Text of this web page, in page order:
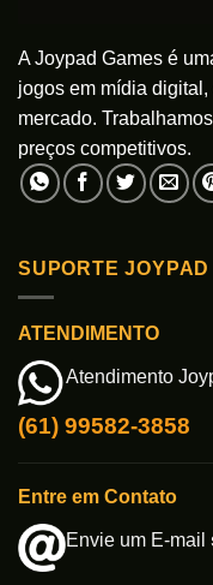
A Joypad Games é
jogos em mídia
mercado.
preços competitivos.
SUPORTE JOYPAD
ATENDIMENTO
Atendimento
(61) 99582-3858
Entre em Contato
Envie um E-mail